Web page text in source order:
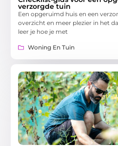
verzorgde tuin
Een opgeruimd huis en een
overzicht en meer plezier in het
leer je hoe je met
Woning En Tuin